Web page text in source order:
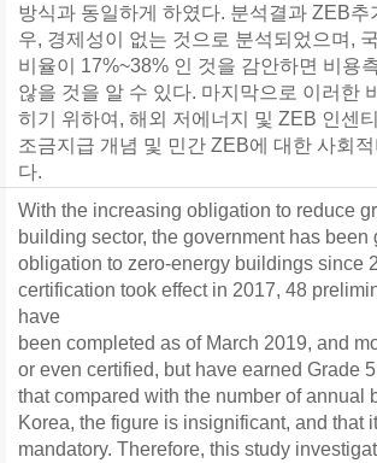
방식과 동일하게 하였다. 분석결과 ZEB
우, 경제성이 없는 것으로 분석되었으며,
비율이 17%~38% 인 것을 감안하면 비용
않을 것을 알 수 있다. 마지막으로 이러한
히기 위하여, 해외 저에너지 및 ZEB 인센
조금지급 개념 및 민간 ZEB에 대한 사회
다.
With the increasing obligation to reduce
building sector, the government has
obligation to zero-energy buildings since
certification took effect in 2017, 48
have
been completed as of March 2019, and
or even certified, but have earned Grade
that compared with the number of annual
Korea, the figure is insignificant, and that
mandatory. Therefore, this study